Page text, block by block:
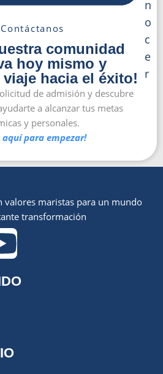
Contáctanos
comunidad
hoy mismo y
hacia el éxito!
de admisión y descubre
a alcanzar tus metas
y personales.
aquí para empezar!
n
o
c
e
r
valores maristas para un mundo
transformación